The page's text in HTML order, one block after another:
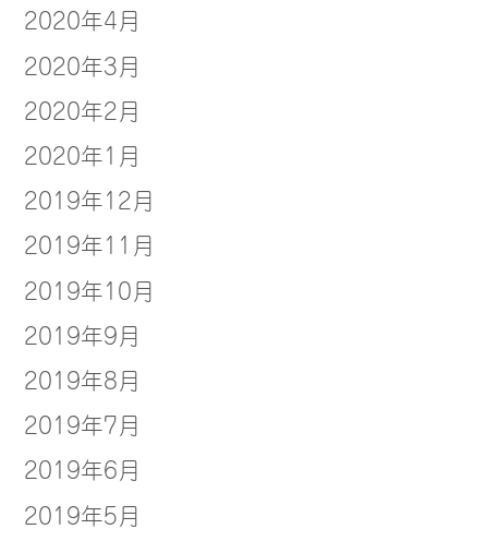
2020年4月
2020年3月
2020年2月
2020年1月
2019年12月
2019年11月
2019年10月
2019年9月
2019年8月
2019年7月
2019年6月
2019年5月